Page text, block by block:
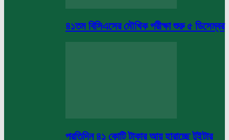
৪১তম বিসিএসের মৌখিক পরীক্ষা শুরু ৫ ডিসেম্বর
প্রতিদিন ৪১ কোটি টাকার আয় হারাচ্ছে টুইটার